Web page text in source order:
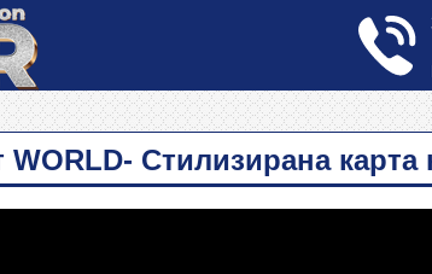
Стилизирана карта